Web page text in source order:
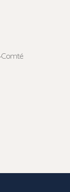
Comté